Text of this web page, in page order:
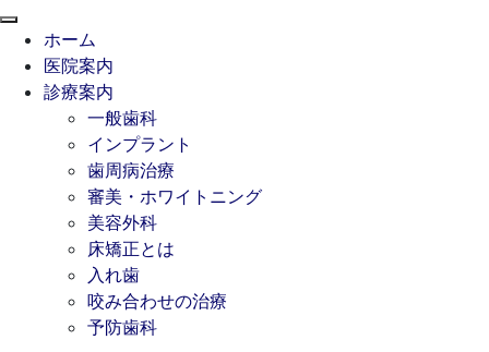
ホーム
医院案内
診療案内
一般歯科
インプラント
歯周病治療
審美・ホワイトニング
美容外科
床矯正とは
入れ歯
咬み合わせの治療
予防歯科